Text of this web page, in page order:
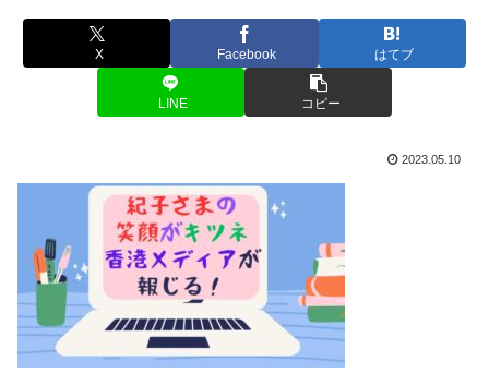
X Facebook はてブ
LINE コピー
2023.05.10